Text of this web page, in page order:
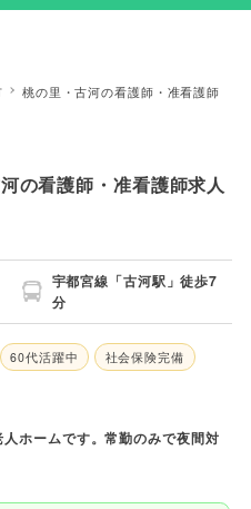
桃の里・古河の看護師・准看護師
の看護師・准看護師求人
宇都宮線「古河駅」徒歩7
分
60代活躍中
社会保険完備
ホームです。常勤のみで夜間対